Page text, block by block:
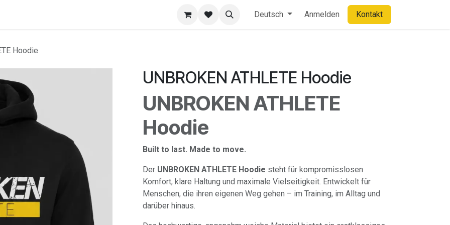
Deutsch Anmelden Kontakt
Hoodie
UNBROKEN ATHLETE Hoodie
UNBROKEN ATHLETE
Hoodie
Built to last. Made to move.
Der UNBROKEN ATHLETE Hoodie steht für kompromisslosen
Komfort, klare Haltung und maximale Vielseitigkeit. Entwickelt für
Menschen, die ihren eigenen Weg gehen – im Training, im Alltag und
darüber hinaus.